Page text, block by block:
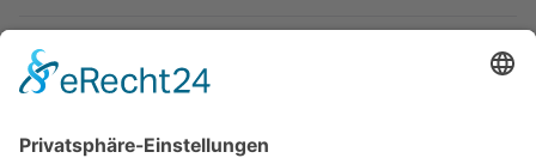
Vorherige
19:42
0 →Weitere Informationen
19:39 Ruediger